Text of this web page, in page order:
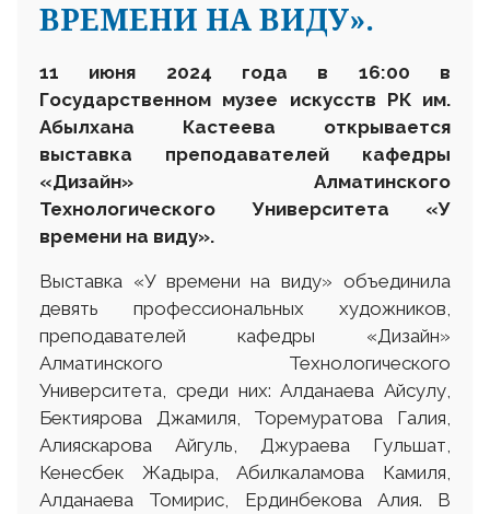
ВРЕМЕНИ НА ВИДУ».
11 июня 2024 года в 16:00 в
Государственном музее искусств РК им.
Абылхана Кастеева открывается
выставка преподавателей кафедры
«Дизайн» Алматинского
Технологического Университета «У
времени на виду».
Выставка «У времени на виду» объединила
девять профессиональных художников,
преподавателей кафедры «Дизайн»
Алматинского Технологического
Университета, среди них: Алданаева Айсулу,
Бектиярова Джамиля, Торемуратова Галия,
Алияскарова Айгуль, Джураева Гульшат,
Кенесбек Жадыра, Абилкаламова Камиля,
Алданаева Томирис, Ердинбекова Алия. В